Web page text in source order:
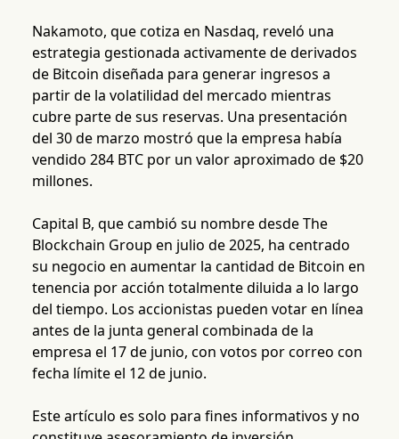
Nakamoto, que cotiza en Nasdaq, reveló una
estrategia gestionada activamente de derivados
de Bitcoin diseñada para generar ingresos a
partir de la volatilidad del mercado mientras
cubre parte de sus reservas. Una presentación
del 30 de marzo mostró que la empresa había
vendido 284 BTC por un valor aproximado de $20
millones.
Capital B, que cambió su nombre desde The
Blockchain Group en julio de 2025, ha centrado
su negocio en aumentar la cantidad de Bitcoin en
tenencia por acción totalmente diluida a lo largo
del tiempo. Los accionistas pueden votar en línea
antes de la junta general combinada de la
empresa el 17 de junio, con votos por correo con
fecha límite el 12 de junio.
Este artículo es solo para fines informativos y no